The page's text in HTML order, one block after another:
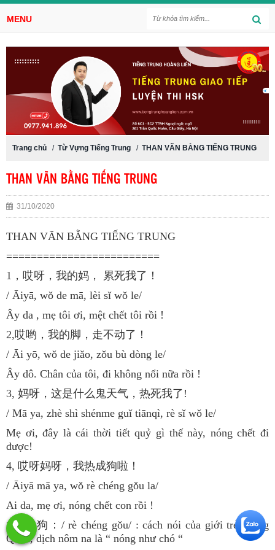
Trang chủ / Từ Vựng Tiếng Trung / THAN VÃN BẰNG TIẾNG TRUNG
THAN VÃN BẰNG TIẾNG TRUNG
31/10/2020
THAN VÃN BẰNG TIẾNG TRUNG
=========================
1，哎呀，我的妈， 累死我了！
/ Āiyā, wǒ de mā, lèi sǐ wǒ le/
Ây da , mẹ tôi ơi, mệt chết tôi rồi !
2,哎哟，我的脚，走不动了！
/ Āi yō, wǒ de jiǎo, zǒu bù dòng le/
Ây dô. Chân của tôi, đi không nổi nữa rồi !
3, 妈呀，这是什么鬼天气，热死我了!
/ Mā ya, zhè shì shénme guǐ tiānqì, rè sǐ wǒ le/
Mẹ ơi, đây là cái thời tiết quỷ gì thế này, nóng chết đi
được!
4, 哎呀妈呀，我热成狗啦！
/ Āiyā mā ya, wǒ rè chéng gǒu la/
Ai da, mẹ ơi, nóng chết con rồi !
*热成狗：/ rè chéng gǒu/ : cách nói của giới trẻ Trung
Quốc, dịch nôm na là “ nóng như chó “